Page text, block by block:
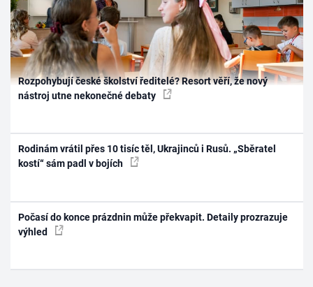
Rozpohybují české školství ředitelé? Resort věří, že nový
nástroj utne nekonečné debaty
Rodinám vrátil přes 10 tisíc těl, Ukrajinců i Rusů. „Sběratel
kostí“ sám padl v bojích
Počasí do konce prázdnin může překvapit. Detaily prozrazuje
výhled